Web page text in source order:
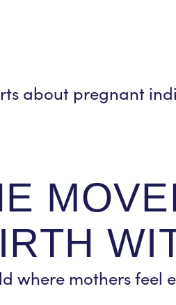
about pregnant
where mothers feel